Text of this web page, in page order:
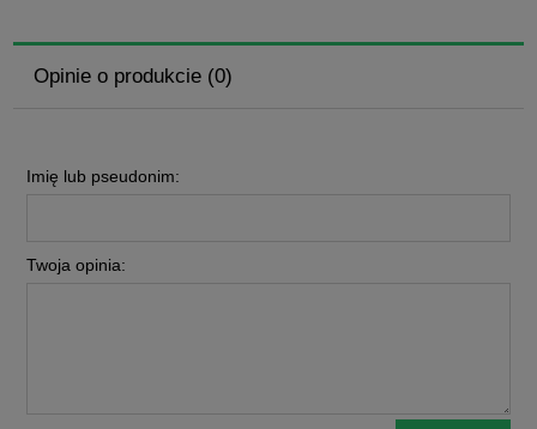
Opinie o produkcie (0)
Imię lub pseudonim:
Twoja opinia: